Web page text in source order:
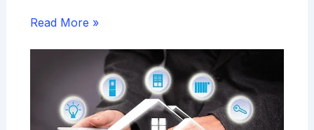
Read More »